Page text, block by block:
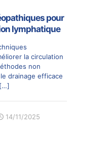
pour
lymphatique
la circulation
non
drainage efficace
[…]
14/11/2025